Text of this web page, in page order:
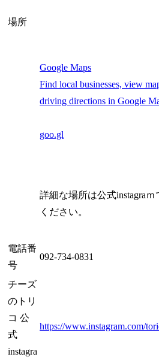
場所
Google Maps
Find local businesses, view
driving directions in Google
goo.gl
詳細な場所は公式instagra
ください。
電話番
号
092-734-0831
チーズ
のトリ
コ 公
式
instagra
https://www.instagram.com/